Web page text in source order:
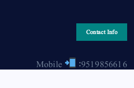
Contact Info
Mobile
:9519856616